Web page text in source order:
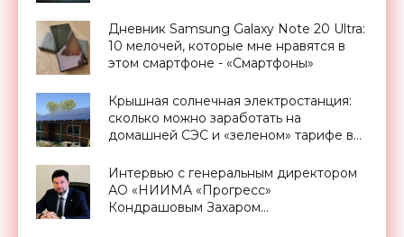
Дневник Samsung Galaxy Note 20 Ultra:
10 мелочей, которые мне нравятся в
этом смартфоне - «Смартфоны»
Крышная солнечная электростанция:
сколько можно заработать на
домашней СЭС и «зеленом» тарифе в
Интервью с генеральным директором
АО «НИИМА «Прогресс»
Кондрашовым Захаром